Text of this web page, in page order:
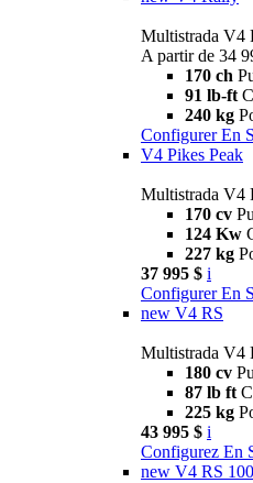
Multistrada V4
A partir de 34
170 ch
91 lb-ft
240 kg
Configurer En
V4 Pikes Peak
Multistrada V4
170 cv
124 Kw
227 kg
37 995 $ i
Configurer En
new V4 RS
Multistrada V4
180 cv
87 lb ft
225 kg
43 995 $ i
Configurez En
new V4 RS 100